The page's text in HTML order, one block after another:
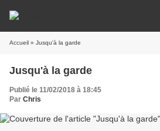
Accueil » Jusqu'à la garde
Jusqu'à la garde
Publié le 11/02/2018 à 18:45
Par Chris